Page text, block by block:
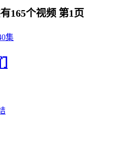
165个视频 第1 页
集